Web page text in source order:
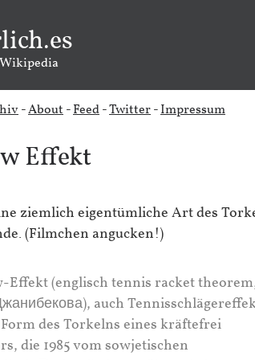
-About-Feed-Twitter-Impressum
Effekt
ziemlich eigentümliche Art des
(Filmchen angucken!)
Effekt (englisch tennis racket
auch
des Torkelns eines kräftefrei
die 1985 vom sowjetischen